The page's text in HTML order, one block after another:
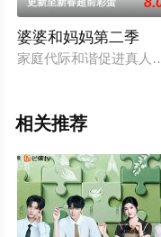
婆婆和妈妈第二季
家庭代际和谐促进真人
相关推荐